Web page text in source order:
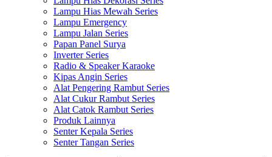
Lampu Hias Mewah Series
Lampu Emergency
Lampu Jalan Series
Papan Panel Surya
Inverter Series
Radio & Speaker Karaoke
Kipas Angin Series
Alat Pengering Rambut Series
Alat Cukur Rambut Series
Alat Catok Rambut Series
Produk Lainnya
Senter Kepala Series
Senter Tangan Series